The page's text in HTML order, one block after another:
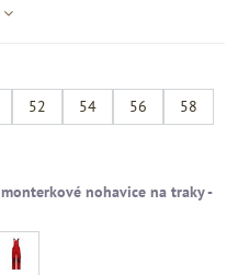
52 54 56
58